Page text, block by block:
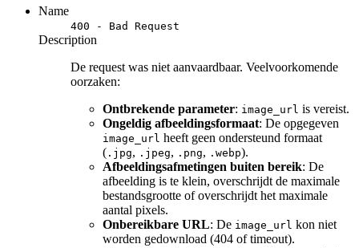
Name
400 - Bad Request
Description
De request was niet aanvaardbaar. Veelvoorkomende
oorzaken:
Ontbrekende parameter: image_url is vereist.
Ongeldig afbeeldingsformaat: De opgegeven
image_url heeft geen ondersteund formaat
( .jpg, .jpeg, .png, .webp).
Afbeeldingsafmetingen buiten bereik: De
afbeelding is te klein, overschrijdt de maximale
bestandsgrootte of overschrijdt het maximale
aantal pixels.
Onbereikbare URL: De image_url kon niet
worden gedownload (404 of timeout).